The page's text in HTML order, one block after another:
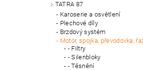
TATRA 87
Karoserie a osvětlení
Plechové díly
Brzdový systém
Motor, spojka, převodovka,
- Filtry
- Silenbloky
- Těsnění